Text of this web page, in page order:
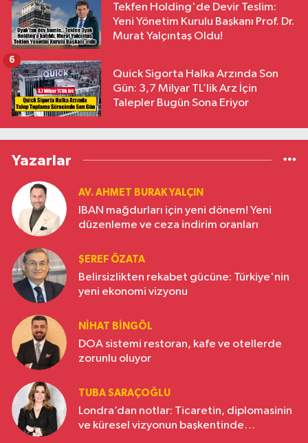
Tekfen Holding'de Devir Teslim:
Yeni Yönetim Kurulu Başkanı Prof. Dr.
Murat Yalçıntaş Oldu!
Quick Sigorta Halka Arzında Son
Gün: 3,7 Milyar TL’lik Arz İçin
Talepler Bugün Sona Eriyor
6
Yazarlar
AV. AHMET BURAK YALÇIN
IBAN mağdurları için yeni dönem! Yeni
düzenleme ve ceza indirim oranları
ŞEREF ÖZATA
Belirsizlikten rekabet gücüne: Türkiye'nin
yeni ekonomi vizyonu
NIHAT BINGÖL
DOA sistemi restoran, kafe ve otellerde
zorunlu oluyor
TUBA SARAÇOĞLU
Londra’dan notlar: Ticaretin, diplomasinin
ve küresel vizyonun başkentinde